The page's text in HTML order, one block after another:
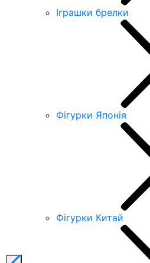
Іграшки брелки
Фігурки Японія
Фігурки Китай